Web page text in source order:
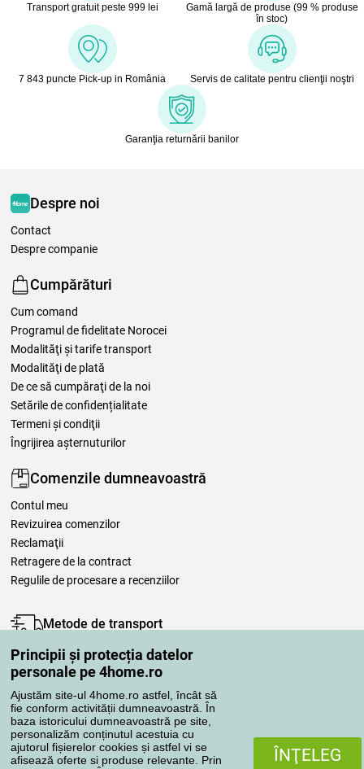
Principii și protecția datelor
personale pe 4home.ro
Ajustăm site-ul 4home.ro astfel, încât să
fie conform activității dumneavoastră. În
baza istoricului dumneavoastră pe site,
personalizăm conținutul acestuia cu
ajutorul fișierelor cookies și astfel vi se
afisează oferte si produse relevante. Prin
ÎNŢELEG
Transport gratuit peste 999 lei
Gamă largă de produse (99 % produse
în stoc)
7 843 puncte Pick-up in România Servis de calitate pentru clienţii noştri
Garanţia returnării banilor
Despre noi
Contact
Despre companie
Cumpărături
Cum comand
Programul de fidelitate Norocei
Modalităţi şi tarife transport
Modalităţi de plată
De ce să cumpăraţi de la noi
Setările de confidențialitate
Termeni şi condiţii
Îngrijirea așternuturilor
Comenzile dumneavoastră
Contul meu
Revizuirea comenzilor
Reclamaţii
Retragere de la contract
Regulile de procesare a recenziilor
Metode de transport
Metode de plată
Magazin de încredere